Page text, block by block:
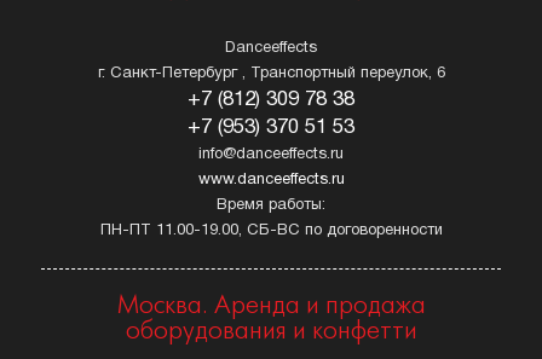
Danceeffects
г. Санкт-Петербург , Транспортный переулок, 6
+7 (812) 309 78 38
+7 (953) 370 51 53
info@danceeffects.ru
www.danceeffects.ru
Время работы:
ПН-ПТ 11.00-19.00, СБ-ВС по договоренности
Москва. Аренда и продажа
оборудования и конфетти